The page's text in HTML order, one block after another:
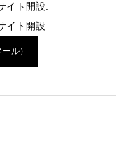
イト開設.
イト開設.
ル）